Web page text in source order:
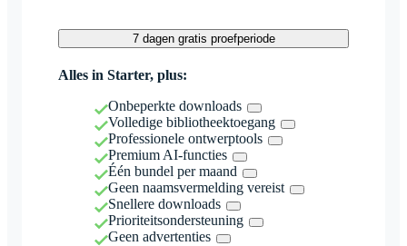
7 dagen gratis proefperiode
Alles in Starter, plus:
Onbeperkte downloads
Volledige bibliotheektoegang
Professionele ontwerptools
Premium AI-functies
Één bundel per maand
Geen naamsvermelding vereist
Snellere downloads
Prioriteitsondersteuning
Geen advertenties